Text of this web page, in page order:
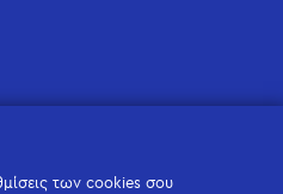
των cookies σου